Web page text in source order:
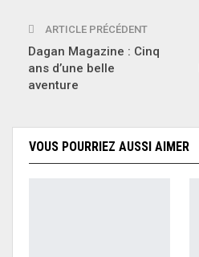
ARTICLE PRÉCÉDENT
Dagan Magazine : Cinq
ans d’une belle
aventure
VOUS POURRIEZ AUSSI AIMER